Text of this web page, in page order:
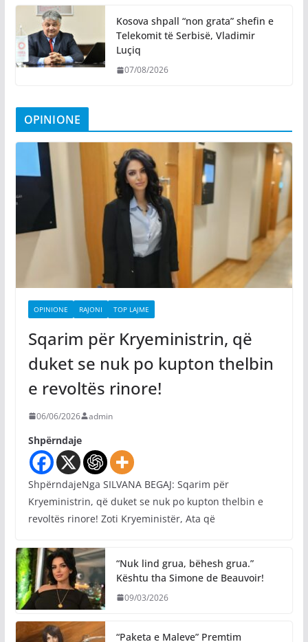
Kosova shpall “non grata” shefin e
Telekomit të Serbisë, Vladimir
Luçiq
07/08/2026
OPINIONE
OPINIONE RAJONI TOP LAJME
Sqarim për Kryeministrin, që
duket se nuk po kupton thelbin
e revoltës rinore!
06/06/2026 admin
Shpërndaje
ShpërndajeNga SILVANA BEGAJ: Sqarim për
Kryeministrin, që duket se nuk po kupton thelbin e
revoltës rinore! Zoti Kryeministër, Ata që
“Nuk lind grua, bëhesh grua.”
Kështu tha Simone de Beauvoir!
09/03/2026
“Paketa e Maleve” Premtim